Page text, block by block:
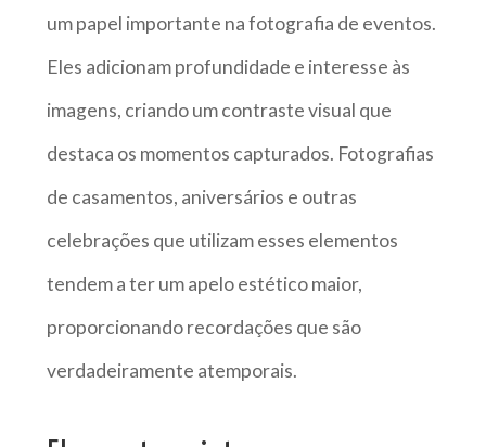
um papel importante na fotografia de eventos.
Eles adicionam profundidade e interesse às
imagens, criando um contraste visual que
destaca os momentos capturados. Fotografias
de casamentos, aniversários e outras
celebrações que utilizam esses elementos
tendem a ter um apelo estético maior,
proporcionando recordações que são
verdadeiramente atemporais.